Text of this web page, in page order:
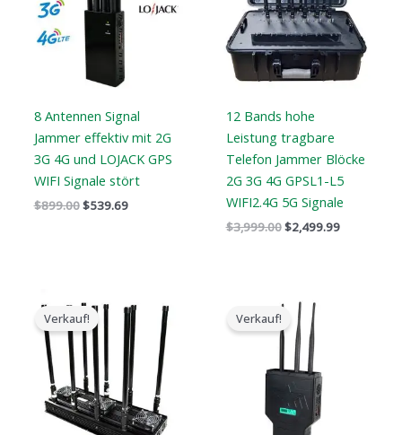
8 Antennen Signal
Jammer effektiv mit 2G
3G 4G und LOJACK GPS
WIFI Signale stört
$899.00$539.69
12 Bands hohe
Leistung tragbare
Telefon Jammer Blöcke
2G 3G 4G GPSL1-L5
WIFI2.4G 5G Signale
$3,999.00$2,499.99
Verkauf!
$5,499.88
bis
$9,499.88
Verkauf!
ursprüngliche
Preis
war:
$799.00.